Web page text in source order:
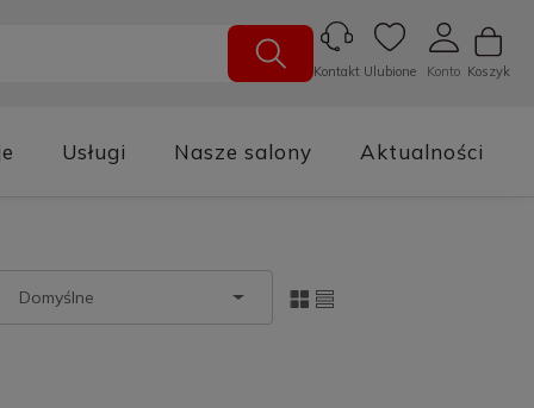
Koszyk
Konto
Ulubione
Kontakt
Usługi Nasze salony Aktualności